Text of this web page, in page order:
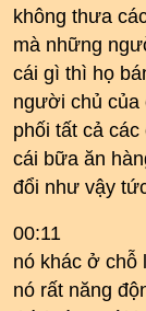
không thưa
mà những
cái gì thì họ
người chủ của
phối tất cả
cái bữa ăn
đổi như vậy
00:11
nó khác ở chỗ
nó rất năng